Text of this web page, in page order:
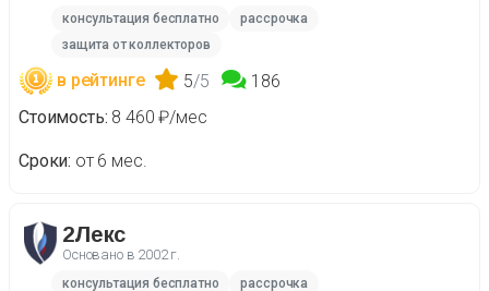
консультация бесплатно
рассрочка
защита от коллекторов
в рейтинге 5/5
186
Стоимость 8 460 ₽/мес
Сроки от 6 мес.
2Лекс
Основано в 2002 г.
консультация бесплатно
рассрочка